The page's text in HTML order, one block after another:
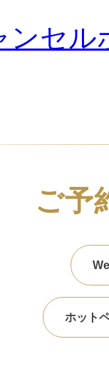
ンセ
ご予
ホット